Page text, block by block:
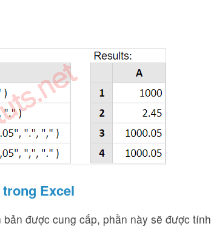
Excel
được cung cấp, phần này sẽ được tính